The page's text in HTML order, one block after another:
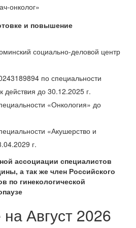
онколог»
и повышение
социально-деловой центр
по специальности
действия до 30.12.2025 г.
«Онкология» до
«Акушерство и
г.
ассоциации специалистов
а так же член Российского
по гинекологической
Август 2026